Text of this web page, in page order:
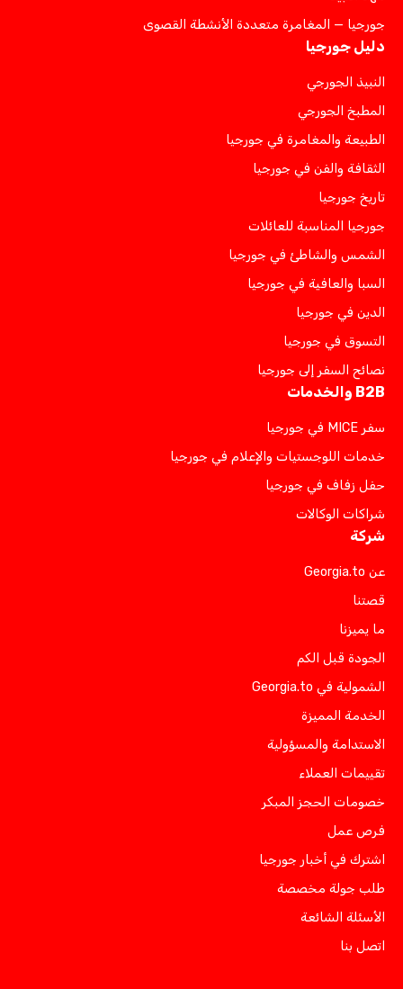
جورجيا — المغامرة متعددة الأنشطة القصوى
دليل جورجيا
النبيذ الجورجي
المطبخ الجورجي
الطبيعة والمغامرة في جورجيا
الثقافة والفن في جورجيا
تاريخ جورجيا
جورجيا المناسبة للعائلات
الشمس والشاطئ في جورجيا
السبا والعافية في جورجيا
الدين في جورجيا
التسوق في جورجيا
نصائح السفر إلى جورجيا
B2B والخدمات
سفر MICE في جورجيا
خدمات اللوجستيات والإعلام في جورجيا
حفل زفاف في جورجيا
شراكات الوكالات
شركة
عن Georgia.to
قصتنا
ما يميزنا
الجودة قبل الكم
الشمولية في Georgia.to
الخدمة المميزة
الاستدامة والمسؤولية
تقييمات العملاء
خصومات الحجز المبكر
فرص عمل
اشترك في أخبار جورجيا
طلب جولة مخصصة
الأسئلة الشائعة
اتصل بنا